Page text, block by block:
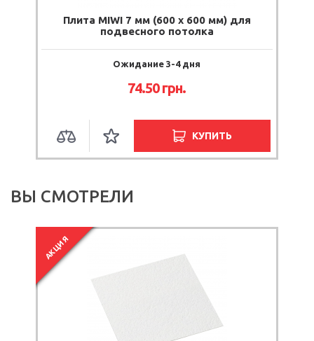
Плита MIWI 7 мм (600 х 600 мм) для
подвесного потолка
Ожидание 3-4 дня
74.50 грн.
КУПИТЬ
ВЫ СМОТРЕЛИ
АКЦИЯ